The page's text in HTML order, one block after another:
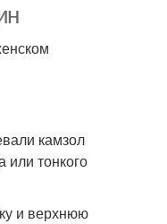
камзол
тонкого
и верхнюю